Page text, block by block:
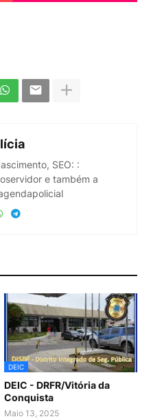
SEO: :
e também a
DEIC
DEIC - DRFR/Vitória da
Conquista
Maio 13, 2025